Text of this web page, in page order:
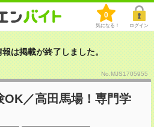
0
気になる！ ログイン
は掲載が終了しました。
No.MJS1705955
OK／高田馬場！専門学